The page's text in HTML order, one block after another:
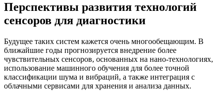
Перспективы развития технологий
сенсоров для диагностики
Будущее таких систем кажется очень многообещающим. В
ближайшие годы прогнозируется внедрение более
чувствительных сенсоров, основанных на нано-технологиях,
использование машинного обучения для более точной
классификации шума и вибраций, а также интеграция с
облачными сервисами для хранения и анализа данных.